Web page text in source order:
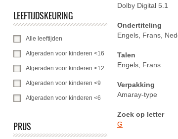
LEEFTIJDSKEURING
Alle leeftijden Alle leeftijden-filter toepassen
Afgeraden voor kinderen <16 Afgeraden voor kinderen
Afgeraden voor kinderen <12 Afgeraden voor kinderen
Afgeraden voor kinderen <9 Afgeraden voor kinderen
Afgeraden voor kinderen <6 Afgeraden voor kinderen
PRIJS
Dolby Digital 5.1
Ondertiteling
Engels, Frans,
Talen
Engels, Frans
Verpakking
Amaray-type
Zoek op letter
G